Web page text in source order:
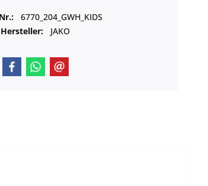
6770_204_GWH_KIDS
Hersteller:
JAKO